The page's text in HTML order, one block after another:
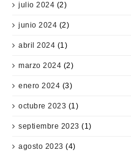
julio 2024 (2)
junio 2024 (2)
abril 2024 (1)
marzo 2024 (2)
enero 2024 (3)
octubre 2023 (1)
septiembre 2023 (1)
agosto 2023 (4)